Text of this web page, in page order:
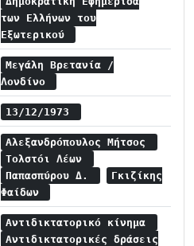
των Ελλήνων του
Εξωτερικού
Μεγάλη Βρετανία /
Λονδίνο
13/12/1973
Αλεξανδρόπουλος Μήτσος
Τολστόι Λέων
Παπασπύρου Δ.
Γκιζίκης
Φαίδων
Αντιδικτατορικό κίνημα
Αντιδικτατορικές δράσεις